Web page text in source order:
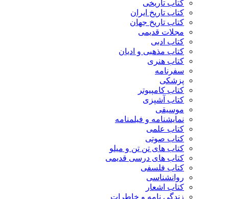
کتاب تاریخی
کتاب تاریخ ایران
کتاب تاریخ جهان
مجلات قدیمی
کتاب ادبی
کتاب مذهبی و ادیان
کتاب هنری
سفرنامه
پزشکی
کتاب کامپیوتر
کتاب آشپزی
موسیقی
نمایشنامه و فیلمنامه
کتاب علمی
کتاب صوتی
کتاب های تن تن و میلو
کتاب های درسی قدیمی
کتاب فلسفی
روانشناسی
کتاب اشعار
زندگی نامه و خاطرات